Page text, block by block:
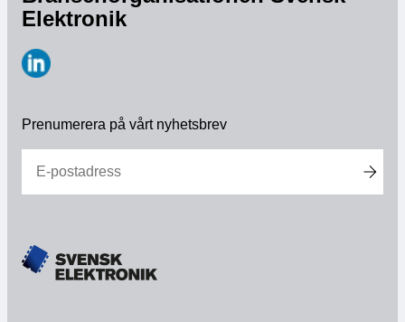
Svensk Elektronik i media
SCAPE 2026
Elektronik
Prenumerera på vårt nyhetsbrev